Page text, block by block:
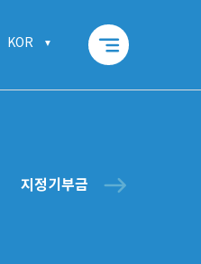
KOR segment
지정기부금 east